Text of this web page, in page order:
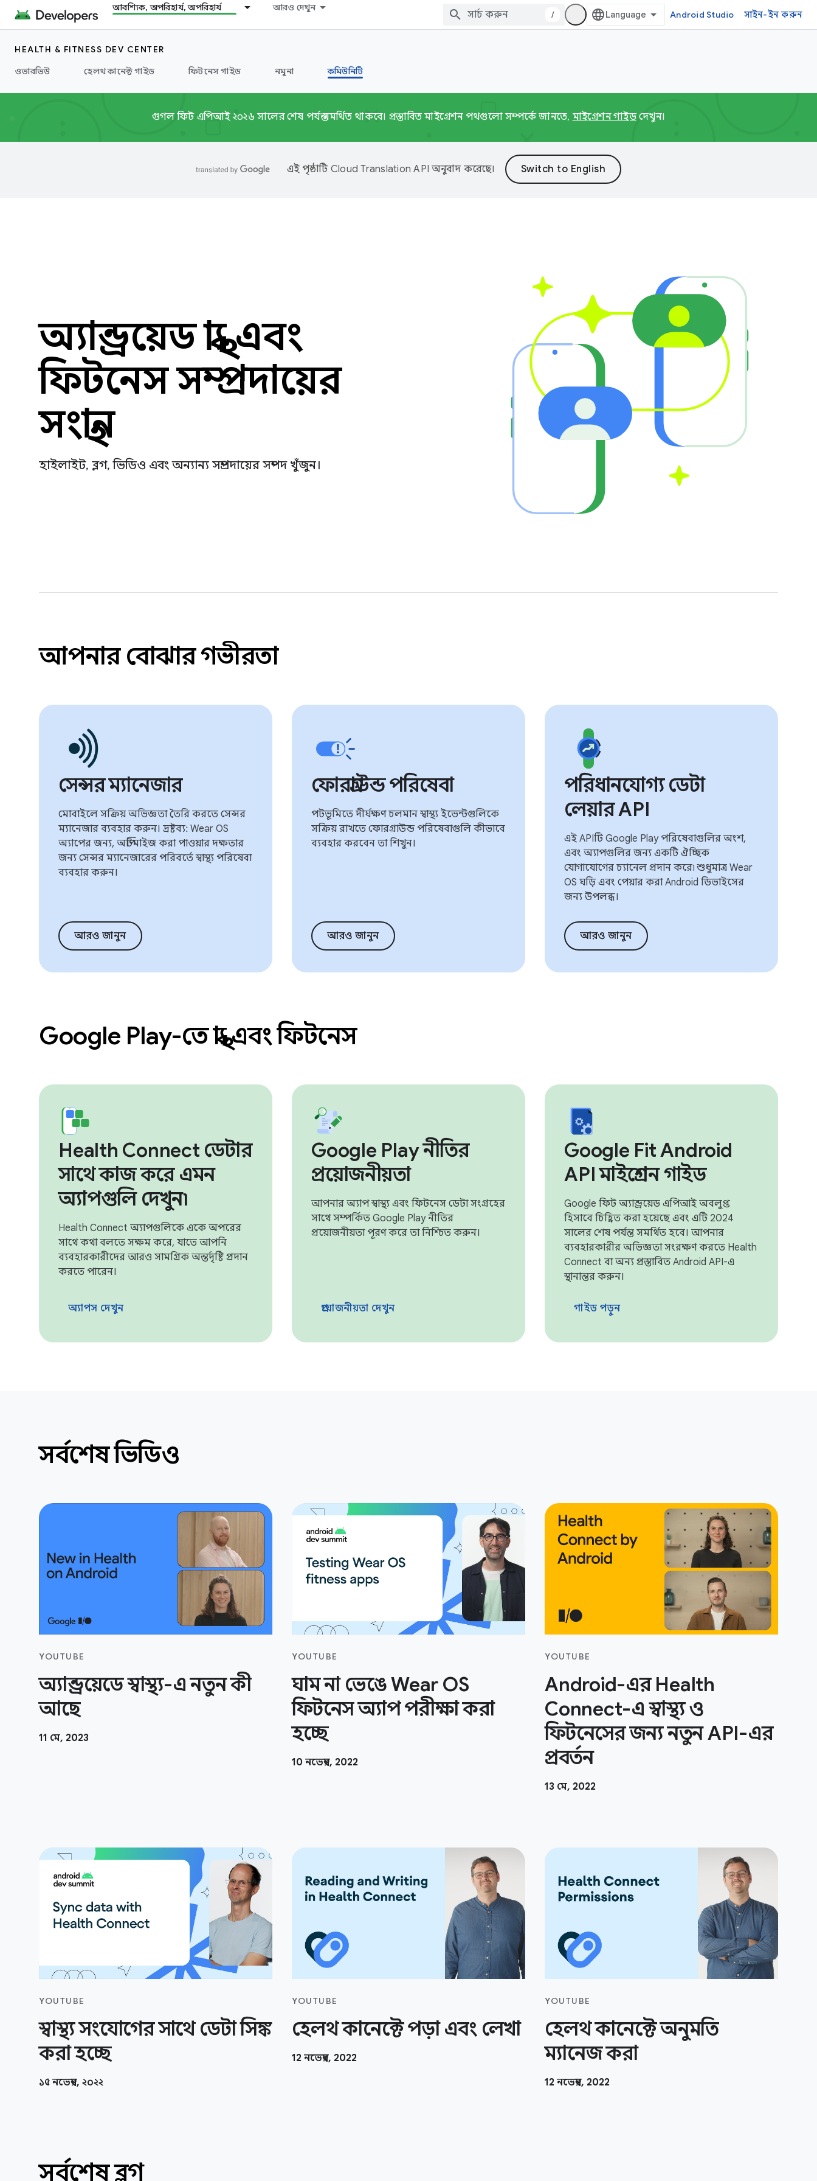
আবশ্যিক, অপরিহার্য, অপরিহার্য আরও দেখুন
/ Android Studio সাইন-ইন করুন
HEALTH & FITNESS DEV CENTER
ওভারভিউ
হেলথ কানেক্ট গাইড ফিটনেস গাইড নমুনা কমিউনিটি
গুগল ফিট এপিআই ২০২৬ সালের শেষ পর্যন্ত সমর্থিত থাকবে। প্রস্তাবিত মাইগ্রেশন পথগুলো সম্পর্কে জানতে, মাইগ্রেশন গাইডদেখুন।
এই পৃষ্ঠাটি Cloud Translation API অনুবাদ করেছে।
অ্যান্ড্রয়েড স্বাস্থ্য এবং
ফিটনেস সম্প্রদায়ের
সংস্থান
হাইলাইট, ব্লগ, ভিডিও এবং অন্যান্য সম্প্রদায়ের সম্পদ খুঁজুন।
আপনার বোঝার গভীরতা
সেন্সর ম্যানেজার
মোবাইলে সক্রিয় অভিজ্ঞতা তৈরি করতে সেন্সর
ম্যানেজার ব্যবহার করুন। দ্রষ্টব্য: Wear OS
অ্যাপের জন্য, অপ্টিমাইজ করা পাওয়ার দক্ষতার
জন্য সেন্সর ম্যানেজারের পরিবর্তে স্বাস্থ্য পরিষেবা
ব্যবহার করুন।
আরও জানুন
ফোরগ্রাউন্ড পরিষেবা
পটভূমিতে দীর্ঘক্ষণ চলমান স্বাস্থ্য ইভেন্টগুলিকে
সক্রিয় রাখতে ফোরগ্রাউন্ড পরিষেবাগুলি কীভাবে
ব্যবহার করবেন তা শিখুন।
আরও জানুন
পরিধানযোগ্য ডেটা
লেয়ার API
এই APIটি Google Play পরিষেবাগুলির অংশ,
এবং অ্যাপগুলির জন্য একটি ঐচ্ছিক
যোগাযোগের চ্যানেল প্রদান করে৷ শুধুমাত্র Wear
OS ঘড়ি এবং পেয়ার করা Android ডিভাইসের
জন্য উপলব্ধ।
আরও জানুন
Google Play-তে স্বাস্থ্য এবং ফিটনেস
Health Connect ডেটার
সাথে কাজ করে এমন
অ্যাপগুলি দেখুন৷
Health Connect অ্যাপগুলিকে একে অপরের
সাথে কথা বলতে সক্ষম করে, যাতে আপনি
ব্যবহারকারীদের আরও সামগ্রিক অন্তর্দৃষ্টি প্রদান
করতে পারেন।
অ্যাপস দেখুন
Google Play নীতির
প্রয়োজনীয়তা
আপনার অ্যাপ স্বাস্থ্য এবং ফিটনেস ডেটা সংগ্রহের
সাথে সম্পর্কিত Google Play নীতির
প্রয়োজনীয়তা পূরণ করে তা নিশ্চিত করুন।
প্রয়োজনীয়তা দেখুন
Google Fit Android
API মাইগ্রেশন গাইড
Google ফিট অ্যান্ড্রয়েড এপিআই অবলুপ্ত
হিসাবে চিহ্নিত করা হয়েছে এবং এটি 2024
সালের শেষ পর্যন্ত সমর্থিত হবে। আপনার
ব্যবহারকারীর অভিজ্ঞতা সংরক্ষণ করতে Health
Connect বা অন্য প্রস্তাবিত Android API-এ
স্থানান্তর করুন।
গাইড পড়ুন
সর্বশেষ ভিডিও
YOUTUBE
অ্যান্ড্রয়েডে স্বাস্থ্য-এ নতুন কী
আছে
11 মে, 2023
YOUTUBE
ঘাম না ভেঙে Wear OS
ফিটনেস অ্যাপ পরীক্ষা করা
হচ্ছে
10 নভেম্বর, 2022
YOUTUBE
Android-এর Health
Connect-এ স্বাস্থ্য ও
ফিটনেসের জন্য নতুন API-এর
প্রবর্তন
13 মে, 2022
YOUTUBE
স্বাস্থ্য সংযোগের সাথে ডেটা সিঙ্ক
করা হচ্ছে
১৫ নভেম্বর, ২০২২
YOUTUBE
হেলথ কানেক্টে পড়া এবং লেখা
12 নভেম্বর, 2022
YOUTUBE
হেলথ কানেক্টে অনুমতি
ম্যানেজ করা
12 নভেম্বর, 2022
সর্বশেষ ব্লগ